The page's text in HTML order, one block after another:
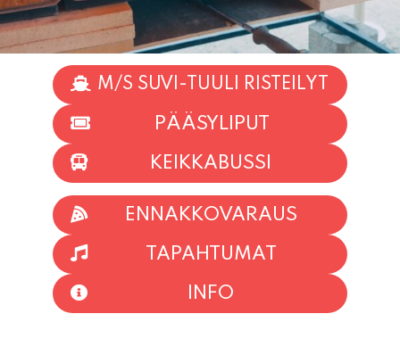
M/S SUVI-TUULI RISTEILYT
PÄÄSYLIPUT
KEIKKABUSSI
ENNAKKOVARAUS
TAPAHTUMAT
INFO